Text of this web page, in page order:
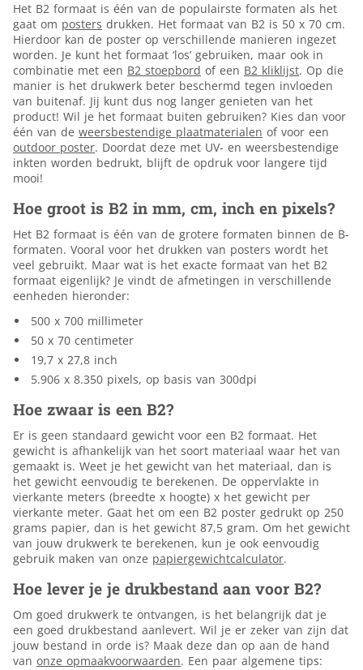
Het B2 formaat is één van de populairste formaten als het
gaat om posters drukken. Het formaat van B2 is 50 x 70 cm.
Hierdoor kan de poster op verschillende manieren ingezet
worden. Je kunt het formaat ‘los’ gebruiken, maar ook in
combinatie met een B2 stoepbord of een B2 kliklijst. Op die
manier is het drukwerk beter beschermd tegen invloeden
van buitenaf. Jij kunt dus nog langer genieten van het
product! Wil je het formaat buiten gebruiken? Kies dan voor
één van de weersbestendige plaatmaterialen of voor een
outdoor poster. Doordat deze met UV- en weersbestendige
inkten worden bedrukt, blijft de opdruk voor langere tijd
mooi!
Hoe groot is B2 in mm, cm, inch en pixels?
Het B2 formaat is één van de grotere formaten binnen de B-
formaten. Vooral voor het drukken van posters wordt het
veel gebruikt. Maar wat is het exacte formaat van het B2
formaat eigenlijk? Je vindt de afmetingen in verschillende
eenheden hieronder:
500 x 700 millimeter
50 x 70 centimeter
19,7 x 27,8 inch
5.906 x 8.350 pixels, op basis van 300dpi
Hoe zwaar is een B2?
Er is geen standaard gewicht voor een B2 formaat. Het
gewicht is afhankelijk van het soort materiaal waar het van
gemaakt is. Weet je het gewicht van het materiaal, dan is
het gewicht eenvoudig te berekenen. De oppervlakte in
vierkante meters (breedte x hoogte) x het gewicht per
vierkante meter. Gaat het om een B2 poster gedrukt op 250
grams papier, dan is het gewicht 87,5 gram. Om het gewicht
van jouw drukwerk te berekenen, kun je ook eenvoudig
gebruik maken van onze papiergewichtcalculator.
Hoe lever je je drukbestand aan voor B2?
Om goed drukwerk te ontvangen, is het belangrijk dat je
een goed drukbestand aanlevert. Wil je er zeker van zijn dat
jouw bestand in orde is? Maak deze dan op aan de hand
van onze opmaakvoorwaarden. Een paar algemene tips: